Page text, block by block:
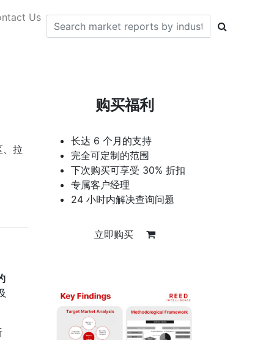
Us
、拉
购买福利
长达 6 个月的支持
完全可定制的范围
下次购买可享受 30% 折扣
专属客户经理
24 小时内解决查询问题
立即购买